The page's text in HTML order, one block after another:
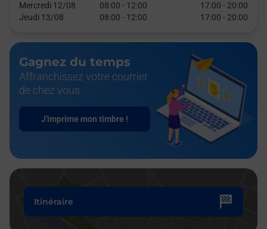
Mercredi 12/08
08:00 - 12:00 17:00 - 20:00
Jeudi 13/08
08:00 - 12:00 17:00 - 20:00
Gagnez du temps
Affranchissez votre courrier
de chez vous
J'imprime mon timbre !
Itinéraire